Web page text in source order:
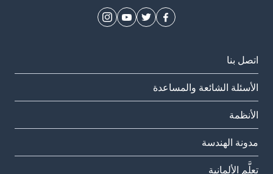
اتصل بنا
الأسئلة الشائعة والمساعدة
الأنظمة
مدونة الهندسة
تعلَّم الألمانية